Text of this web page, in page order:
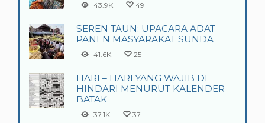
43.9K 49
SEREN TAUN: UPACARA ADAT
PANEN MASYARAKAT SUNDA
41.6K 25
HARI – HARI YANG WAJIB DI
HINDARI MENURUT KALENDER
BATAK
37.1K 37